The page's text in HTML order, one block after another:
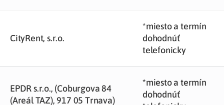
CityRent, s.r.o.
*miesto a termín
dohodnúť
telefonicky
EPDR s.r.o., (Coburgova 84
(Areál TAZ), 917 05 Trnava)
*miesto a termín
dohodnúť